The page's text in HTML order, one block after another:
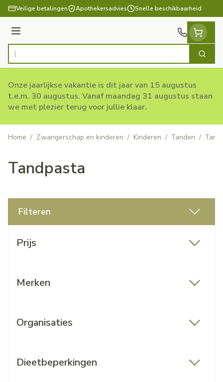
Ga naar de inhoud
Veilige betalingen Apothekersadvies Snelle beschikbaarheid
Menu
Product, merk, categorie... Zoek
Onze jaarlijkse vakantie is dit jaar van 15 augustus
t.e.m. 30 augustus. Vanaf maandag 31 augustus staan
we met plezier terug voor jullie klaar.
Home / Zwangerschap en kinderen / Kinderen / Tanden /
Tandpasta
Filteren
Prijs
Merken
Organisaties
Dieetbeperkingen